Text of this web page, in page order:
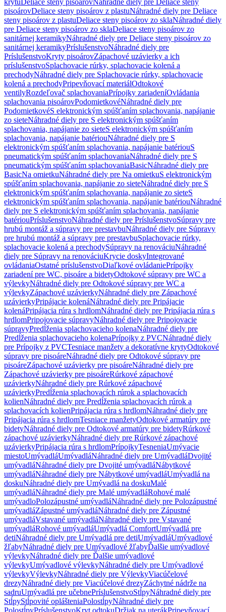
krytuDeliace steny pisoárovNáhradné diely pre Deliace steny
pisoárovDeliace steny pisoárov z plastuNáhradné diely pre Deliace
steny pisoárov z plastuDeliace steny pisoárov zo sklaNáhradné diely
pre Deliace steny pisoárov zo sklaDeliace steny pisoárov zo
sanitárnej keramikyNáhradné diely pre Deliace steny pisoárov zo
sanitárnej keramikyPríslušenstvoNáhradné diely pre
PríslušenstvoKryty pisoárovZápachové uzávierky a ich
príslušenstvoSplachovacie rúrky, splachovacie kolená a
prechodyNáhradné diely pre Splachovacie rúrky, splachovacie
kolená a prechodyPripevňovací materiálOdtokové
ventilyRozdeľovač splachovaniaPrípojky zariadeníOvládania
splachovania pisoárovPodomietkovéNáhradné diely pre
PodomietkovéS elektronickým spúšťaním splachovania, napájanie
zo sieteNáhradné diely pre S elektronickým spúšťaním
splachovania, napájanie zo sieteS elektronickým spúšťaním
splachovania, napájanie batériouNáhradné diely pre S
elektronickým spúšťaním splachovania, napájanie batériouS
pneumatickým spúšťaním splachovaniaNáhradné diely pre S
pneumatickým spúšťaním splachovaniaBasicNáhradné diely pre
BasicNa omietkuNáhradné diely pre Na omietkuS elektronickým
spúšťaním splachovania, napájanie zo sieteNáhradné diely pre S
elektronickým spúšťaním splachovania, napájanie zo sieteS
elektronickým spúšťaním splachovania, napájanie batériouNáhradné
diely pre S elektronickým spúšťaním splachovania, napájanie
batériouPríslušenstvoNáhradné diely pre PríslušenstvoSúpravy pre
hrubú montáž a súpravy pre prestavbuNáhradné diely pre Súpravy
pre hrubú montáž a súpravy pre prestavbuSplachovacie rúrky,
splachovacie kolená a prechodySúpravy na renováciuNáhradné
diely pre Súpravy na renováciuKrycie doskyIntegrované
ovládaniaOstatné príslušenstvoDiaľkové ovládaniePrípojky
zariadení pre WC, pisoáre a bidetyOdtokové súpravy pre WC a
výlevkyNáhradné diely pre Odtokové súpravy pre WC a
výlevkyZápachové uzávierkyNáhradné diely pre Zápachové
uzávierkyPripájacie kolenáNáhradné diely pre Pripájacie
kolenáPripájacia rúra s hrdlomNáhradné diely pre Pripájacia rúra s
hrdlomPripojovacie súpravyNáhradné diely pre Pripojovacie
súpravyPredĺženia splachovacieho kolenaNáhradné diely pre
Predĺženia splachovacieho kolenaPrípojky z PVCNáhradné diely
pre Prípojky z PVCTesniace manžety a dekoratívne krytyOdtokové
súpravy pre pisoáreNáhradné diely pre Odtokové súpravy pre
pisoáreZápachové uzávierky pre pisoáreNáhradné diely pre
Zápachové uzávierky pre pisoáreRúrkové zápachové
uzávierkyNáhradné diely pre Rúrkové zápachové
uzávierkyPredĺženia splachovacích rúrok a splachovacích
kolienNáhradné diely pre Predĺženia splachovacích rúrok a
splachovacích kolienPripájacia rúra s hrdlomNáhradné diely pre
Pripájacia rúra s hrdlomTesniace manžetyOdtokové armatúry pre
bidetyNáhradné diely pre Odtokové armatúry pre bidetyRúrkové
zápachové uzávierkyNáhradné diely pre Rúrkové zápachové
uzávierkyPripájacia rúra s hrdlomPrípojkyTesneniaUmývacie
miestoUmývadláUmývadláNáhradné diely pre UmývadláDvojité
umývadláNáhradné diely pre Dvojité umývadláNábytkové
umývadláNáhradné diely pre Nábytkové umývadláUmývadlá na
doskuNáhradné diely pre Umývadlá na doskuMalé
umývadláNáhradné diely pre Malé umývadláRohové malé
umývadloPolozápustné umývadláNáhradné diely pre Polozápustné
umývadláZápustné umývadláNáhradné diely pre Zápustné
umývadláVstavané umývadláNáhradné diely pre Vstavané
umývadláRohové umývadláUmývadlá ComfortUmývadlá pre
detiNáhradné diely pre Umývadlá pre detiUmývadláUmývadlové
žľabyNáhradné diely pre Umývadlové žľabyĎalšie umývadlové
výlevkyNáhradné diely pre Ďalšie umývadlové
výlevkyUmývadlové výlevkyNáhradné diely pre Umývadlové
výlevkyVýlevkyNáhradné diely pre VýlevkyViacúčelové
drezyNáhradné diely pre Viacúčelové drezyZáchytné nádrže na
sadruUmývadlá pre učebnePríslušenstvoStĺpyNáhradné diely pre
StĺpyStĺpovité oplášteniaPolostĺpyNáhradné diely pre
PolostĺpyPríslušenstvoKryt odtokuDržiak na uterákPripevňovací